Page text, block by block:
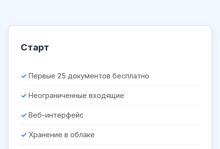
Старт
Первые 25 документов бесплатно
Неограниченные входящие
Веб-интерфейс
Хранение в облаке